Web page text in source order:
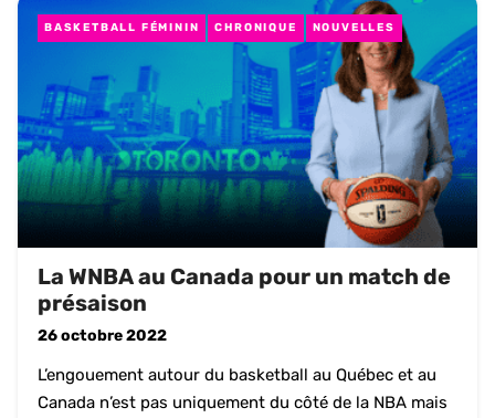
BASKETBALL FÉMININ CHRONIQUE NOUVELLES
La WNBA au Canada pour un match de
présaison
26 octobre 2022
L’engouement autour du basketball au Québec et au
Canada n’est pas uniquement du côté de la NBA mais